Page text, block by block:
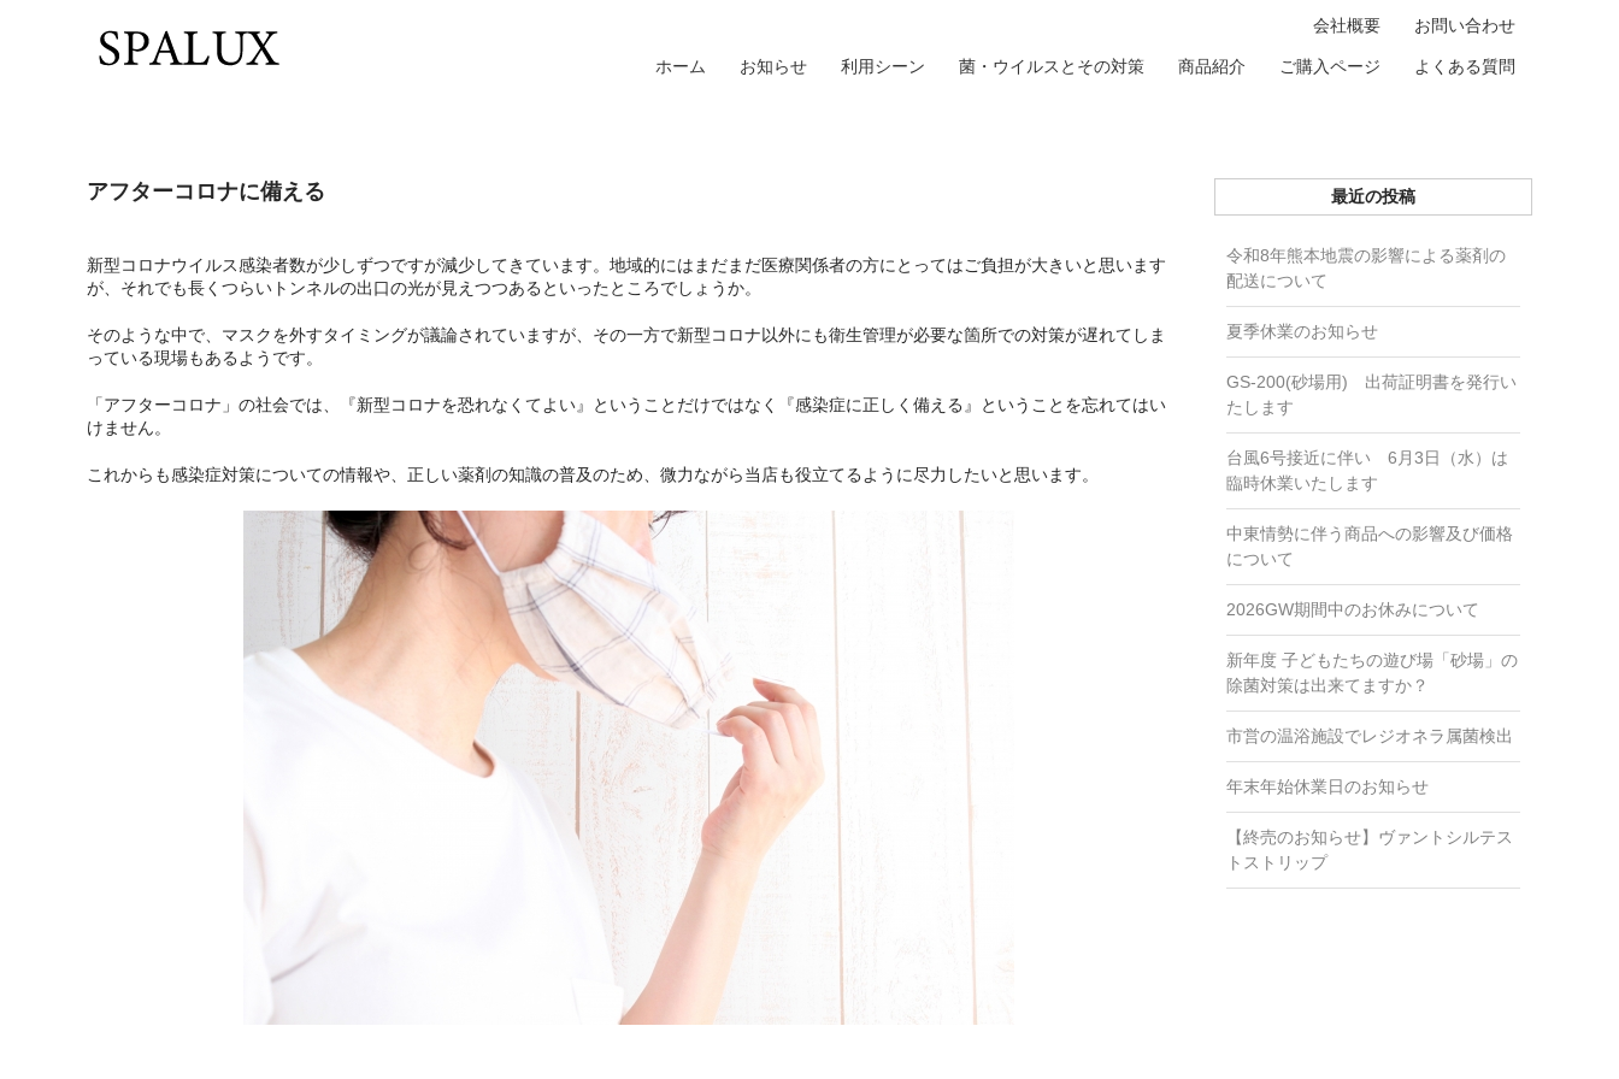
会社概要 お問い合わせ
ホーム お知らせ 利用シーン 菌・ウイルスとその対策 商品紹介 ご購入ページ よくある質問
アフターコロナに備える
新型コロナウイルス感染者数が少しずつですが減少してきています。地域的にはまだまだ医療関係者の方にとってはご負担が大きいと思います
が、それでも長くつらいトンネルの出口の光が見えつつあるといったところでしょうか。
そのような中で、マスクを外すタイミングが議論されていますが、その一方で新型コロナ以外にも衛生管理が必要な箇所での対策が遅れてしま
っている現場もあるようです。
「アフターコロナ」の社会では、『新型コロナを恐れなくてよい』ということだけではなく『感染症に正しく備える』ということを忘れてはい
けません。
これからも感染症対策についての情報や、正しい薬剤の知識の普及のため、微力ながら当店も役立てるように尽力したいと思います。
最近の投稿
令和8年熊本地震の影響による薬剤の
配送について
夏季休業のお知らせ
GS-200(砂場用) 出荷証明書を発行い
たします
台風6号接近に伴い 6月3日（水）は
臨時休業いたします
中東情勢に伴う商品への影響及び価格
について
2026GW期間中のお休みについて
新年度 子どもたちの遊び場「砂場」の
除菌対策は出来てますか？
市営の温浴施設でレジオネラ属菌検出
年末年始休業日のお知らせ
【終売のお知らせ】ヴァントシルテス
トストリップ